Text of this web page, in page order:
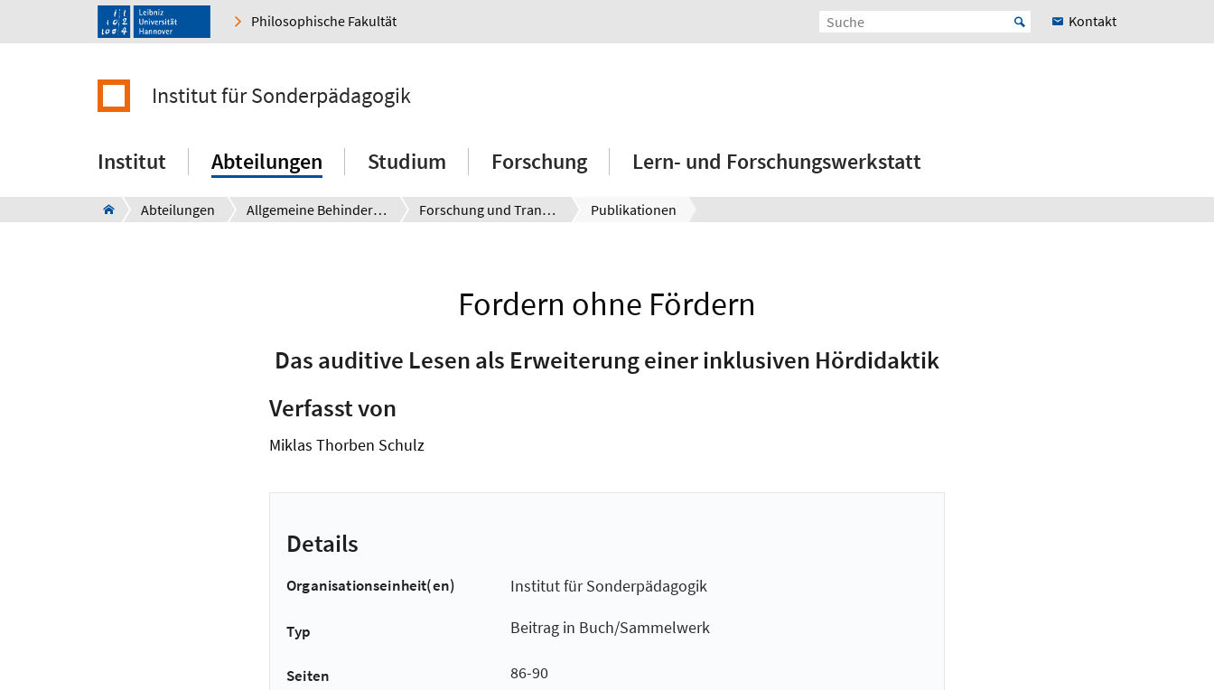
Philosophische Fakultät Kontakt
Institut für Sonderpädagogik
Institut Abteilungen Studium Forschung Lern- und Forschungswerkstatt
Abteilungen Allgemeine Behindertenpädagogik und -soziologie Forschung und Transfer Publikationen
Fordern ohne Fördern
Das auditive Lesen als Erweiterung einer inklusiven Hördidaktik
Verfasst von
Miklas Thorben Schulz
Details
Organisationseinheit(en) Institut für Sonderpädagogik
Typ Beitrag in Buch/Sammelwerk
Seiten 86-90